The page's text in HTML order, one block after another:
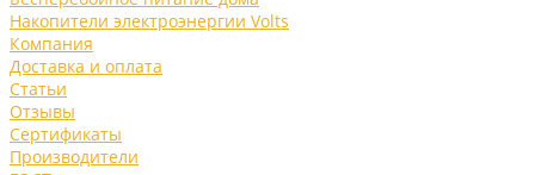
Накопители электроэнергии Volts
Компания
Доставка и оплата
Статьи
Отзывы
Сертификаты
Производители